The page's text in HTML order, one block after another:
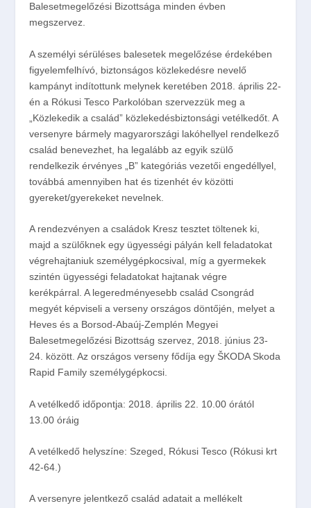
Balesetmegelőzési Bizottsága minden évben
megszervez.
A személyi sérüléses balesetek megelőzése érdekében
figyelemfelhívó, biztonságos közlekedésre nevelő
kampányt indítottunk melynek keretében 2018. április 22-
én a Rókusi Tesco Parkolóban szervezzük meg a
„Közlekedik a család” közlekedésbiztonsági vetélkedőt. A
versenyre bármely magyarországi lakóhellyel rendelkező
család benevezhet, ha legalább az egyik szülő
rendelkezik érvényes „B” kategóriás vezetői engedéllyel,
továbbá amennyiben hat és tizenhét év közötti
gyereket/gyerekeket nevelnek.
A rendezvényen a családok Kresz tesztet töltenek ki,
majd a szülőknek egy ügyességi pályán kell feladatokat
végrehajtaniuk személygépkocsival, míg a gyermekek
szintén ügyességi feladatokat hajtanak végre
kerékpárral. A legeredményesebb család Csongrád
megyét képviseli a verseny országos döntőjén, melyet a
Heves és a Borsod-Abaúj-Zemplén Megyei
Balesetmegelőzési Bizottság szervez, 2018. június 23-
24. között. Az országos verseny fődíja egy ŠKODA Skoda
Rapid Family személygépkocsi.
A vetélkedő időpontja: 2018. április 22. 10.00 órától
13.00 óráig
A vetélkedő helyszíne: Szeged, Rókusi Tesco (Rókusi krt
42-64.)
A versenyre jelentkező család adatait a mellékelt